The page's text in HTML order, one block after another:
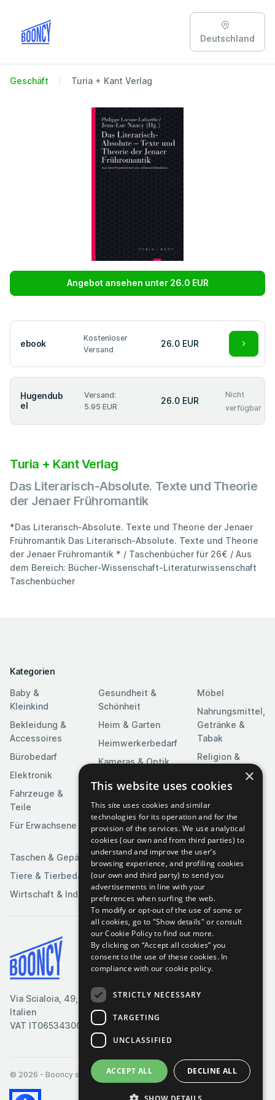
Deutschland
Geschäft Turia + Kant Verlag
Angebot ansehen unter 26.0 EUR
ebook
Kostenloser
Versand
26.0 EUR
Hugendub
el
Versand:
5.95 EUR
26.0 EUR
Nicht
verfügbar
Turia + Kant Verlag
Das Literarisch-Absolute. Texte und Theorie
der Jenaer Frühromantik
*Das Literarisch-Absolute. Texte und Theorie der Jenaer
Frühromantik Das Literarisch-Absolute. Texte und Theorie
der Jenaer Frühromantik * / Taschenbücher für 26€ / Aus
dem Bereich: Bücher-Wissenschaft-Literaturwissenschaft
Taschenbücher
Kategorien
Baby &
Kleinkind
Bekleidung &
Accessoires
Bürobedarf
Elektronik
Fahrzeuge &
Teile
Für Erwachsene
Gesundheit &
Schönheit
Heim & Garten
Heimwerkerbedarf
Kameras & Optik
Kunst &
Unterhaltung
Medien
Möbel
Nahrungsmittel,
Getränke &
Tabak
Religion &
Feierlichkeiten
Software
Spielzeuge &
Spiele
Sportartikel
Taschen & Gepäck
Tiere & Tierbedarf
Wirtschaft & Industrie
Via Scialoia, 49, Florenz,
Italien
VAT IT06534300485
Bedingungen & Konditionen
Cookie-Richtlinie
Datenschutzrichtlinie
© 2026 - Booncy srl - VAT IT06534300485
×
This website uses cookies
This site uses cookies and similar
technologies for its operation and for the
provision of the services. We use analytical
cookies (our own and from third parties) to
understand and improve the user’s
browsing experience, and profiling cookies
(our own and third party) to send you
advertisements in line with your
preferences when surfing the web.
To modify or opt-out of the use of some or
all cookies, go to "Show details" or consult
our Cookie Policy to find out more.
By clicking on “Accept all cookies” you
consent to the use of these cookies. In
compliance with our cookie policy.
STRICTLY NECESSARY
TARGETING
UNCLASSIFIED
ACCEPT ALL DECLINE ALL